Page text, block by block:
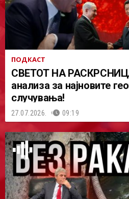
ПОДКАСТ
СВЕТОТ НА
анализа за најновите
случувања!
27.07.2026. 09:19